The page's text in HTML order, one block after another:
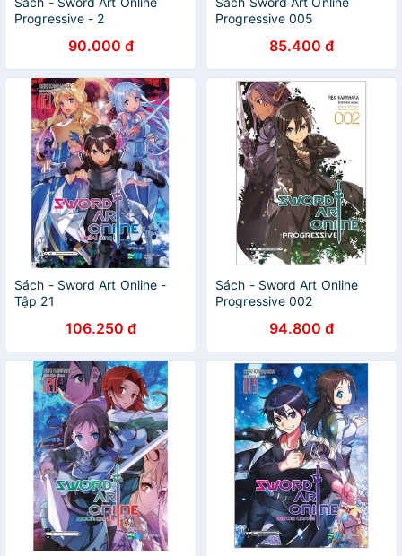
Progressive - 2
90.000 đ
Progressive 005
85.400 đ
Sách - Sword Art Online -
Tập 21
106.250 đ
Sách - Sword Art Online
Progressive 002
94.800 đ